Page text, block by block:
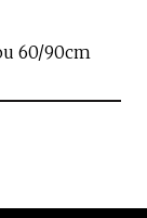
60/90cm